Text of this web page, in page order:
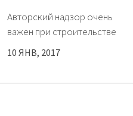
Авторский надзор очень
важен при строительстве
10 ЯНВ, 2017